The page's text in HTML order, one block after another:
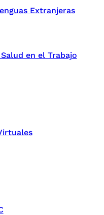
Extranjeras
en el Trabajo